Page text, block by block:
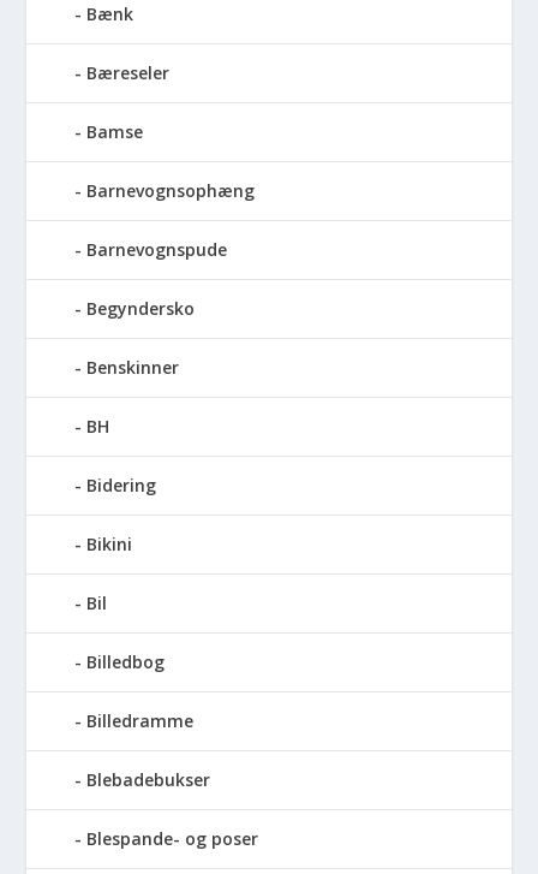
Bænk
Bæreseler
Bamse
Barnevognsophæng
Barnevognspude
Begyndersko
Benskinner
BH
Bidering
Bikini
Bil
Billedbog
Billedramme
Blebadebukser
Blespande- og poser